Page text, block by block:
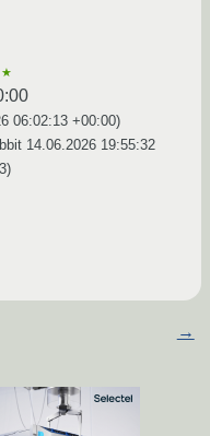
06:02:13 +00:00)
14.06.2026 19:55:32
→